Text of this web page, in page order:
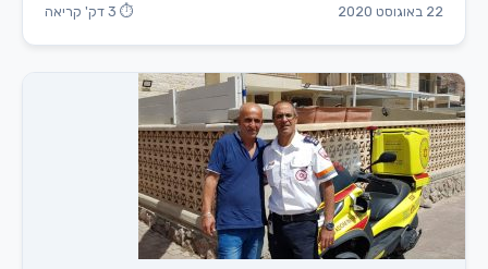
22 באוגוסט 2020 ⏱ 3 דק' קריאה